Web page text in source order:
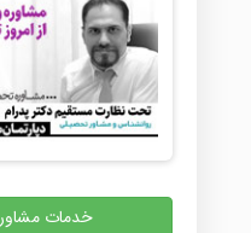
خدمات